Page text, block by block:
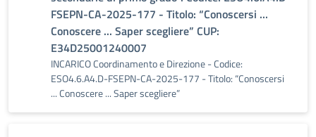
FSEPN-CA-2025-177 - Titolo: “Conoscersi ...
Conoscere ... Saper scegliere” CUP:
E34D25001240007
INCARICO Coordinamento e Direzione - Codice:
ESO4.6.A4.D-FSEPN-CA-2025-177 - Titolo: “Conoscersi
... Conoscere ... Saper scegliere”